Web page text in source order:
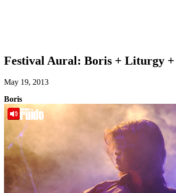
Festival Aural: Boris + Liturgy
May 19, 2013
Boris